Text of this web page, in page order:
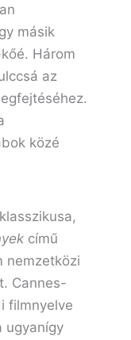
másik
Három
az
közé
című
nemzetközi
Cannes-
filmnyelve
ugyanígy